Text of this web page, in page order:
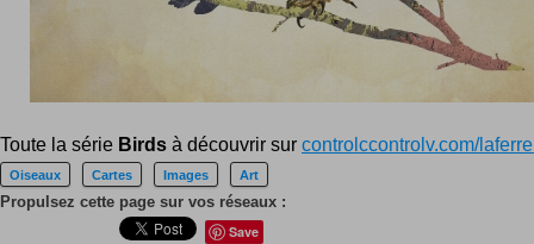
Toute la série Birds à découvrir sur controlccontrolv.com/
Oiseaux Cartes Images Art
Propulsez cette page sur vos réseaux :
Save